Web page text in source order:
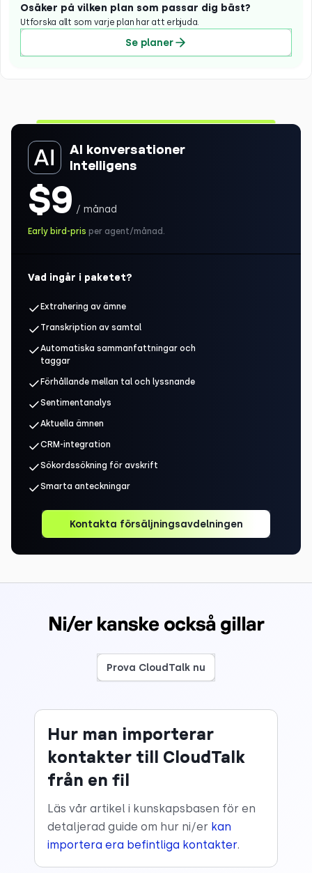
Osäker på vilken plan som passar dig bäst?
Utforska allt som varje plan har att erbjuda.
Se planer
AI konversationer
Intelligens
$9 / månad
Early bird-pris per agent/månad.
Vad ingår i paketet?
Extrahering av ämne
Transkription av samtal
Automatiska sammanfattningar och
taggar
Förhållande mellan tal och lyssnande
Sentimentanalys
Aktuella ämnen
CRM-integration
Sökordssökning för avskrift
Smarta anteckningar
Kontakta försäljningsavdelningen
Ni/er kanske också gillar
Prova CloudTalk nu
Hur man importerar
kontakter till CloudTalk
från en fil
Läs vår artikel i kunskapsbasen för en
detaljerad guide om hur ni/er kan
importera era befintliga kontakter.